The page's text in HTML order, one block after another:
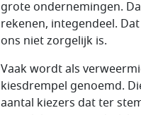
grote ondernemingen.
rekenen, integendeel.
ons niet zorgelijk is.
Vaak wordt als
kiesdrempel genoemd.
aantal kiezers dat ter